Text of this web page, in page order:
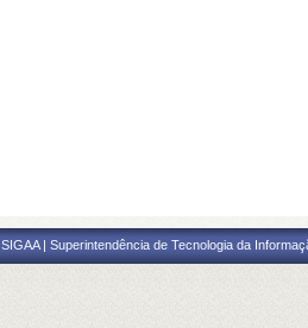
SIGAA | Superintendência de Tecnologia da